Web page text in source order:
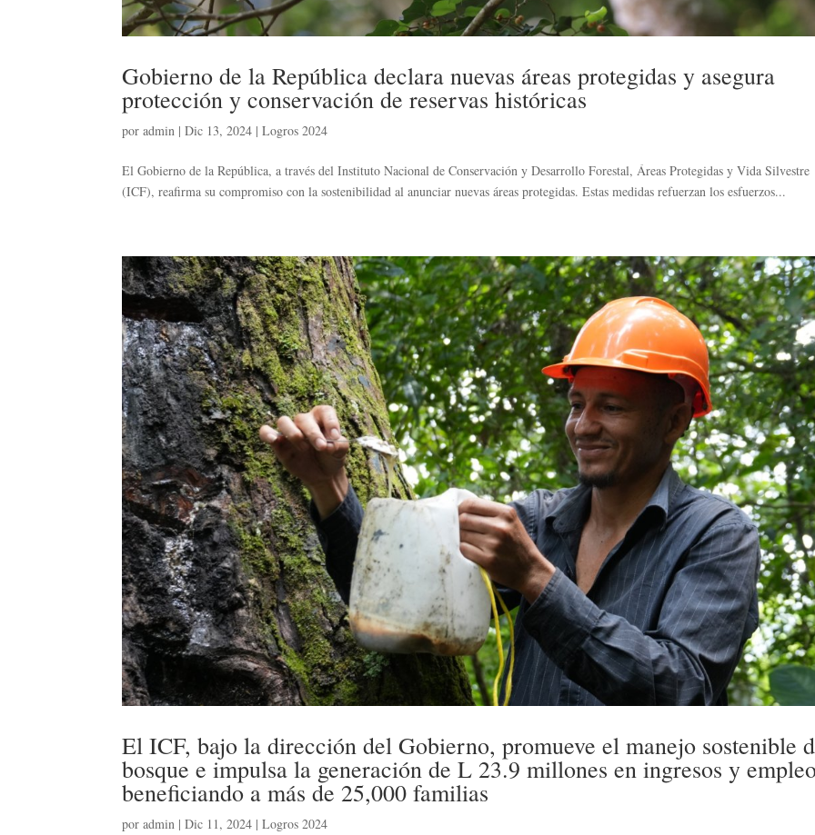
Gobierno de la República declara nuevas áreas protegidas y asegura
protección y conservación de reservas históricas
poradmin |Dic 13, 2024 |Logros 2024
El Gobierno de la República, a través del Instituto Nacional de Conservación y Desarrollo Forestal, Áreas Protegidas y Vida Silvestre
(ICF), reafirma su compromiso con la sostenibilidad al anunciar nuevas áreas protegidas. Estas medidas refuerzan los esfuerzos...
El ICF, bajo la dirección del Gobierno, promueve el manejo sostenible
bosque e impulsa la generación de L 23.9 millones en ingresos y
beneficiando a más de 25,000 familias
poradmin |Dic 11, 2024 |Logros 2024